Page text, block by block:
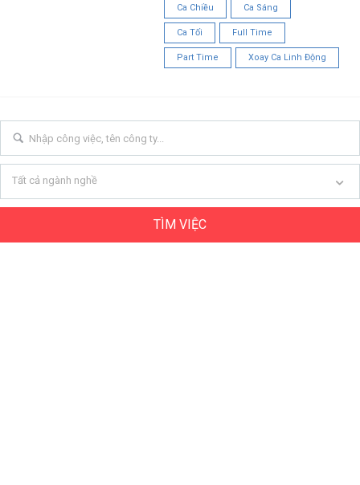
Ca Chiều Ca Sáng
Ca Tối Full Time
Part Time Xoay Ca Linh Động
Tất cả ngành nghề